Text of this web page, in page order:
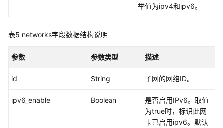
频
助
下
举值为ipv4和ipv6。
表5 networks字段数据结构说明
参数 参数类型 描述
id String 子网的网络ID。
ipv6_enable Boolean
是否启用IPv6。取值
为true时，标识此网
卡已启用ipv6。默认